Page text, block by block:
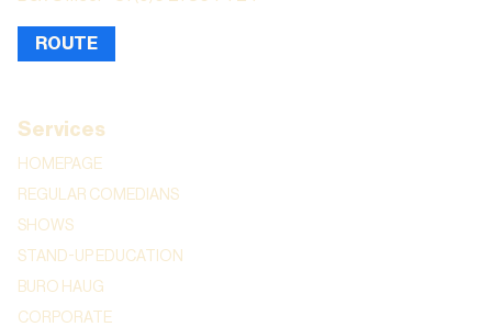
ROUTE
Services
HOMEPAGE
REGULAR COMEDIANS
SHOWS
STAND-UP EDUCATION
BURO HAUG
CORPORATE